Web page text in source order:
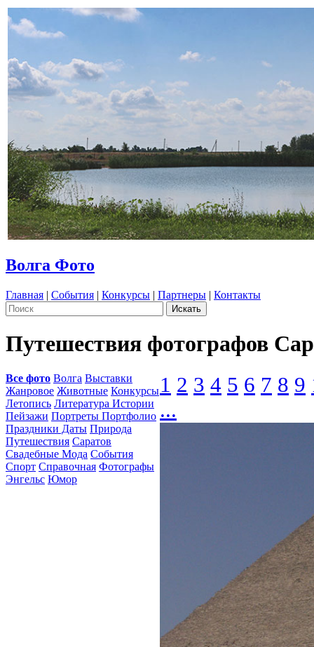
Волга Фото
Главная | События | Конкурсы | Партнеры | Контакты
Путешествия фотографов
Все фото Волга Выставки
Жанровое Животные Конкурсы
Летопись Литература Истории
Пейзажи Портреты Портфолио
Праздники Даты Природа
Путешествия Саратов
Свадебные Мода События
Спорт Справочная Фотографы
Энгельс Юмор
1 2 3 4 5 6 7 8 9
...